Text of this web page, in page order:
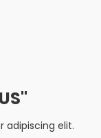
adipiscing elit.